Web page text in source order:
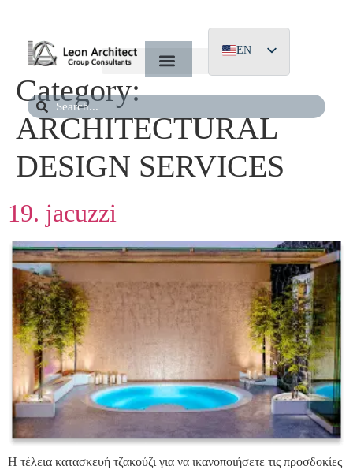
EN
EL
Category:
ARCHITECTURAL
DESIGN SERVICES
19. jacuzzi
Η τέλεια κατασκευή τζακούζι για να ικανοποιήσετε τις προσδοκίες